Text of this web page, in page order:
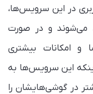
در این سرویس‌ها،
می‌شوند و در صورت
و امکانات بیشتری
این سرویس‌ها به
در گوشی‌هایشان را